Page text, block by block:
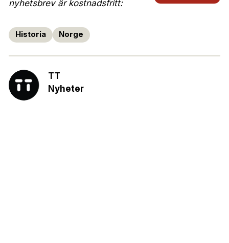
nyhetsbrev är kostnadsfritt:
Historia Norge
TT
Nyheter